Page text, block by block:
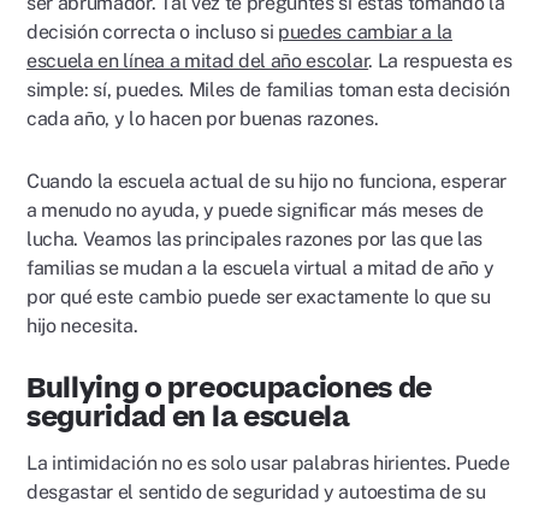
decisión correcta o incluso si puedes cambiar a la
escuela en línea a mitad del año escolar. La respuesta es
simple: sí, puedes. Miles de familias toman esta decisión
cada año, y lo hacen por buenas razones.
Cuando la escuela actual de su hijo no funciona, esperar
a menudo no ayuda, y puede significar más meses de
lucha. Veamos las principales razones por las que las
familias se mudan a la escuela virtual a mitad de año y
por qué este cambio puede ser exactamente lo que su
hijo necesita.
Bullying o preocupaciones de
seguridad en la escuela
La intimidación no es solo usar palabras hirientes. Puede
desgastar el sentido de seguridad y autoestima de su